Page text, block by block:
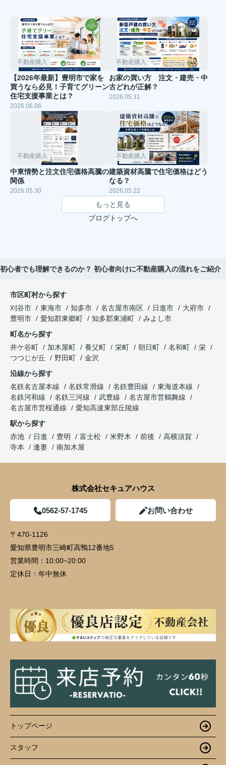
不動産購入
【2026年最新】豊明市で家を
買うなら必見！子育てグリーン
住宅支援事業とは？
2026.06.06
不動産購入
お家の買い方 注文・建売・中
古どれが正解？
2026.05.31
不動産購入
中東情勢と注文住宅価格高騰の
関係
2026.05.30
不動産購入
建築資材高騰で住宅価格はどう
なる？
2026.05.22
もっと見る
ブログトップへ
心者でも理解できるのか？ 初心者向けに不動産購入の流れをご紹介
市区町村から探す
刈谷市
東海市 知多市 名古屋市南区 日進市
大府市
豊明市
愛知郡東郷町 知多郡東浦町
みよし市
町名から探す
井ケ谷町
加木屋町 養父町 栄町 朝日町 名和町
栄
つつじが丘
野田町
金沢
沿線から探す
名鉄名古屋本線
名鉄常滑線 名鉄豊田線
東海道本線
名鉄河和線
名鉄三河線 武豊線
名古屋市営鶴舞線
名古屋市営桜通線
愛知高速東部丘陵線
駅から探す
赤池
日進 豊明 富士松 米野木 前後
高横須賀
寺本
逢妻 南加木屋
株式会社セキュアハウス
0562-57-1745 お問い合わせ
〒470-1126
愛知県豊明市三崎町高鴨12番地5
営業時間： 10:00~20:00
定休日： 年中無休
トップページ
スタッフ